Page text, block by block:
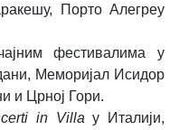
Порто Алегреу
фестивалима у
Меморијал Исидор
и Црној Гори.
in Villa у Италији,